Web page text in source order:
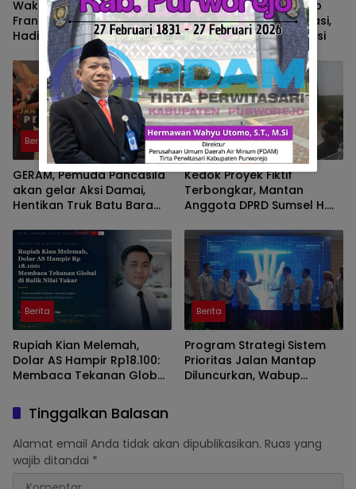
Wakil Walikota Prabumulih,
Frangky Nasril, S.Kom., M.M.,
Hadiri Talk Show, Bertanjuk
Antartika dan Masa Depan
Bumi di SMAN 2 Prabumulih
Pusat Grosir Solo Tutup
Imbas Masalah Investasi,
Walikota Solo Beri Solusi
Berita
GERAM, Pemuda Pancasila
akan gelar Aksi Damai,
Hentikan Truk Batu Bara
Berita
Kedok Proyek Fiktif
Terbongkar, Mantan
Anggota DPRD Sumsel H.
Tahun 3 Bulan, Mangkir
dari Sel Nyatakan Banding
Berita
Rupiah Kian Melemah,
Dolar AS Hampir Rp18.100:
Membaca Tekanan Global
Berita
Program Strategi Sistem
Prioritas Jalan Mantap
Diluncurkan, Wabup
Tinggalkan Balasan
Alamat email Anda tidak akan dipublikasikan. Ruas yang
wajib ditandai *